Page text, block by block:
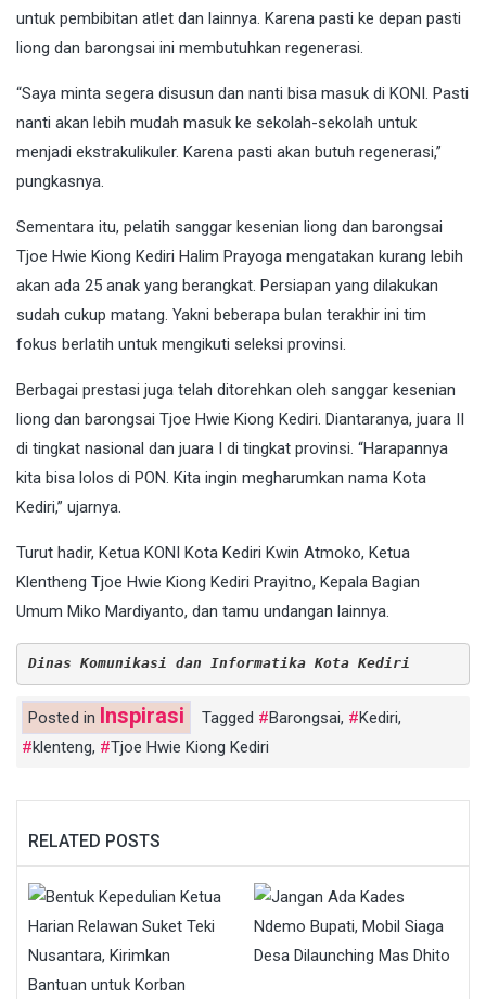
untuk pembibitan atlet dan lainnya. Karena pasti ke depan pasti
liong dan barongsai ini membutuhkan regenerasi.
“Saya minta segera disusun dan nanti bisa masuk di KONI. Pasti
nanti akan lebih mudah masuk ke sekolah-sekolah untuk
menjadi ekstrakulikuler. Karena pasti akan butuh regenerasi,”
pungkasnya.
Sementara itu, pelatih sanggar kesenian liong dan barongsai
Tjoe Hwie Kiong Kediri Halim Prayoga mengatakan kurang lebih
akan ada 25 anak yang berangkat. Persiapan yang dilakukan
sudah cukup matang. Yakni beberapa bulan terakhir ini tim
fokus berlatih untuk mengikuti seleksi provinsi.
Berbagai prestasi juga telah ditorehkan oleh sanggar kesenian
liong dan barongsai Tjoe Hwie Kiong Kediri. Diantaranya, juara II
di tingkat nasional dan juara I di tingkat provinsi. “Harapannya
kita bisa lolos di PON. Kita ingin megharumkan nama Kota
Kediri,” ujarnya.
Turut hadir, Ketua KONI Kota Kediri Kwin Atmoko, Ketua
Klentheng Tjoe Hwie Kiong Kediri Prayitno, Kepala Bagian
Umum Miko Mardiyanto, dan tamu undangan lainnya.
Dinas Komunikasi dan Informatika Kota Kediri
Posted in Inspirasi Tagged Barongsai, Kediri,
klenteng, Tjoe Hwie Kiong Kediri
RELATED POSTS